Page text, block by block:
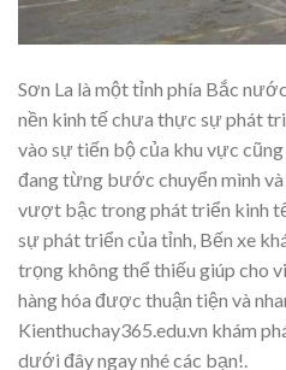
Sơn La là một tỉnh phía Bắc
nền kinh tế chưa thực sự phát
vào sự tiến bộ của khu vực
đang từng bước chuyển mình
vượt bậc trong phát triển kinh
sự phát triển của tỉnh, Bến xe
trọng không thể thiếu giúp cho
hàng hóa được thuận tiện và
Kienthuchay365.edu.vn khám
dưới đây ngay nhé các bạn!.